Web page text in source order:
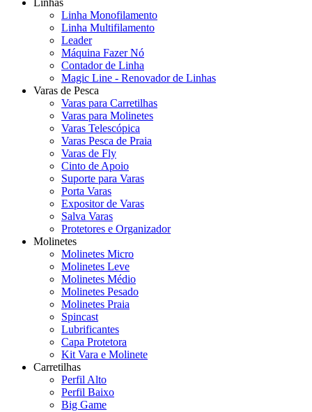
Linhas
Linha Monofilamento
Linha Multifilamento
Leader
Máquina Fazer Nó
Contador de Linha
Magic Line - Renovador de Linhas
Varas de Pesca
Varas para Carretilhas
Varas para Molinetes
Varas Telescópica
Varas Pesca de Praia
Varas de Fly
Cinto de Apoio
Suporte para Varas
Porta Varas
Expositor de Varas
Salva Varas
Protetores e Organizador
Molinetes
Molinetes Micro
Molinetes Leve
Molinetes Médio
Molinetes Pesado
Molinetes Praia
Spincast
Lubrificantes
Capa Protetora
Kit Vara e Molinete
Carretilhas
Perfil Alto
Perfil Baixo
Big Game